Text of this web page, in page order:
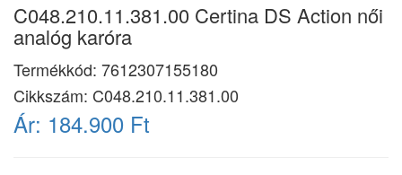
C048.210.11.381.00 Certina DS Action női
analóg karóra
Termékkód: 7612307155180
Cikkszám: C048.210.11.381.00
Ár: 184.900 Ft